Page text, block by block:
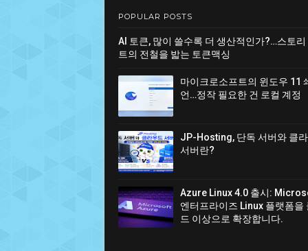
POPULAR POSTS
AI 토큰, 많이 쓸수록 더 생산적인가?…스토리
트의 전철을 밟는 토큰맥싱
마이크로소프트의 윈도우 11
언…정작 필요한 건 로컬 계정
JP-Hosting, 단독 서버와 클
서버란?
Azure Linux 4.0 출시:
엔터프라이즈 Linux 플랫폼을
드 이상으로 확장합니다.